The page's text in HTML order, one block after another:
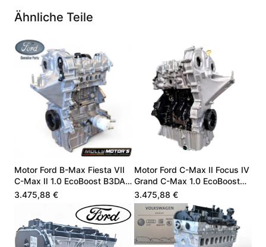
Ähnliche Teile
Motor Ford B-Max Fiesta VII
C-Max II 1.0 EcoBoost B3DA
B7DA LX6G6006UA
3.475,88 €
Motor Ford C-Max II Focus IV
Grand C-Max 1.0 EcoBoost
J1DG6006AA
3.475,88 €